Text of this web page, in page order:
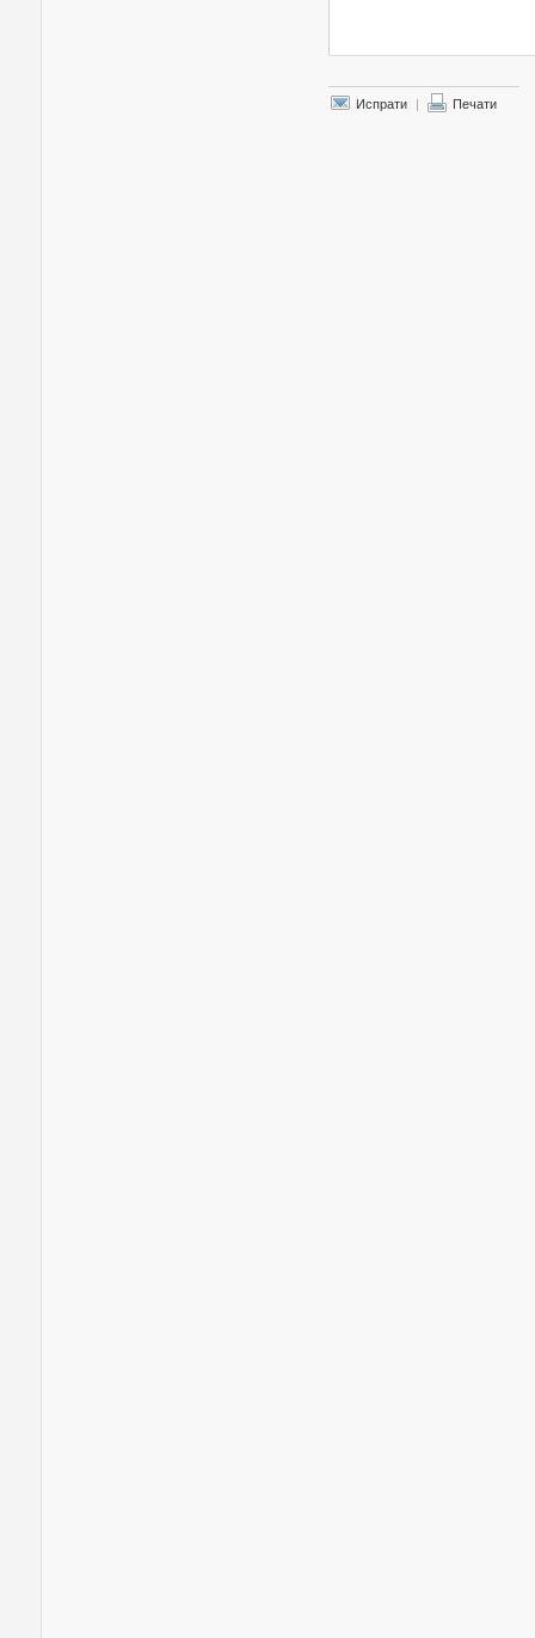
Испрати | Печати